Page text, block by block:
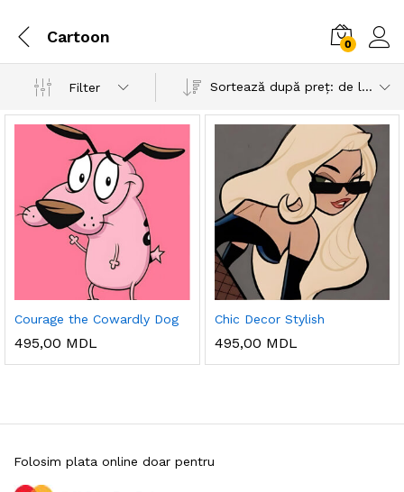
Cartoon 0
Filter Sortează după preț: de la mic la mare
Courage the Cowardly Dog
495,00 MDL
Chic Decor Stylish
495,00 MDL
Folosim plata online doar pentru